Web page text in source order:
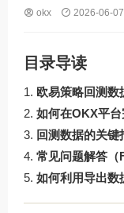
okx 2026-06-07
目录导读
欧易策略回测数
如何在OKX平
回测数据的关键
常见问题解答（
如何利用导出数